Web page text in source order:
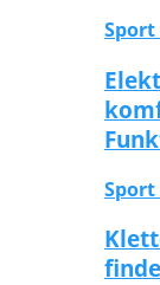
Sport
Sport